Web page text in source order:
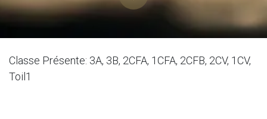
Classe Présente: 3A, 3B, 2CFA, 1CFA, 2CFB, 2CV, 1CV,
Toil1